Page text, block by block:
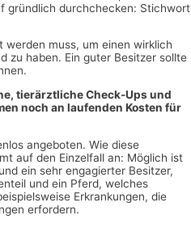
gründlich durchchecken: Stichwort
werden muss, um einen wirklich
zu haben. Ein guter Besitzer sollte
tierärztliche Check-Ups und
noch an laufenden Kosten für
angeboten. Wie diese
auf den Einzelfall an: Möglich ist
ein sehr engagierter Besitzer,
und ein Pferd, welches
Erkrankungen, die
erfordern.